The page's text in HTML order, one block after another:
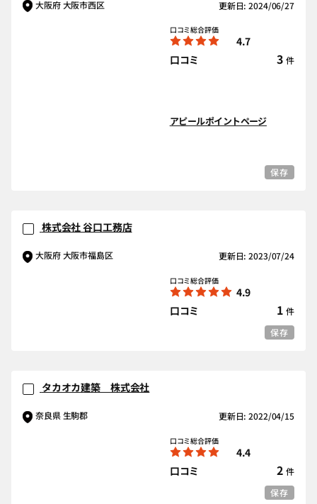
大阪府 大阪市西区 更新日: 2024/06/27
口コミ総合評価
4.7
口コミ
3 件
アピールポイントページ
保存
株式会社 谷口工務店
大阪府 大阪市福島区 更新日: 2023/07/24
口コミ総合評価
4.9
口コミ
1 件
保存
タカオカ建築 株式会社
奈良県 生駒郡 更新日: 2022/04/15
口コミ総合評価
4.4
口コミ
2 件
保存